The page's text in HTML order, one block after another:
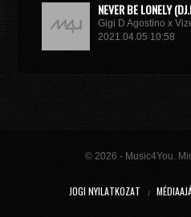
NEVER BE LONELY
Gigi D Agostino x
2021.04.05 10:58
GET IN TROUBLE
Willcox
KUNG FU (EXTENDED
© 2026 - Music4You.
JOGI NYILATKOZAT